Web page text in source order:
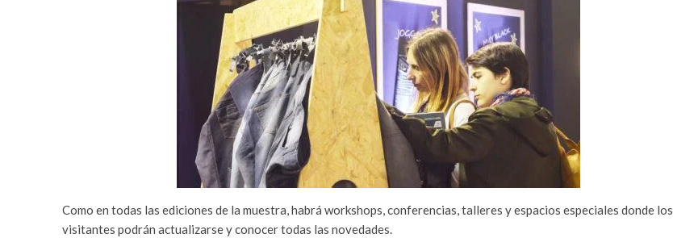
Como en todas las ediciones de la muestra, habrá workshops, conferencias, talleres y espacios especiales donde los
visitantes podrán actualizarse y conocer todas las novedades.